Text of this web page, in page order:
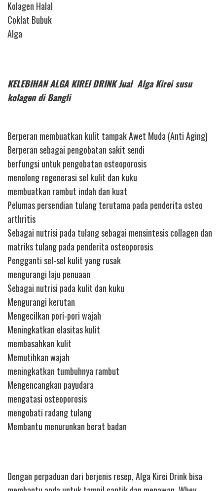
Kolagen Halal
Coklat Bubuk
Alga
KELEBIHAN ALGA KIREI DRINK Jual Alga Kirei susu
kolagen di Bangli
Berperan membuatkan kulit tampak Awet Muda (Anti Aging)
Berperan sebagai pengobatan sakit sendi
berfungsi untuk pengobatan osteoporosis
menolong regenerasi sel kulit dan kuku
membuatkan rambut indah dan kuat
Pelumas persendian tulang terutama pada penderita osteo
arthritis
Sebagai nutrisi pada tulang sebagai mensintesis collagen dan
matriks tulang pada penderita osteoporosis
Pengganti sel-sel kulit yang rusak
mengurangi laju penuaan
Sebagai nutrisi pada kulit dan kuku
Mengurangi kerutan
Mengecilkan pori-pori wajah
Meningkatkan elasitas kulit
membasahkan kulit
Memutihkan wajah
meningkatkan tumbuhnya rambut
Mengencangkan payudara
mengatasi osteoporosis
mengobati radang tulang
Membantu menurunkan berat badan
Dengan perpaduan dari berjenis resep, Alga Kirei Drink bisa